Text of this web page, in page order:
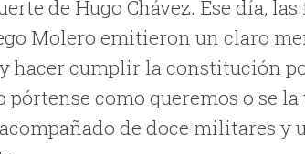
de Hugo Chávez. Ese día, las
Molero emitieron un claro
hacer cumplir la constitución
como queremos o se
de doce militares y